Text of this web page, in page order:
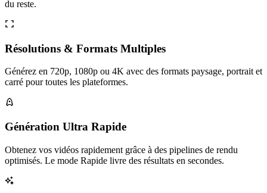
du reste.
Résolutions & Formats Multiples
Générez en 720p, 1080p ou 4K avec des formats paysage, portrait et
carré pour toutes les plateformes.
Génération Ultra Rapide
Obtenez vos vidéos rapidement grâce à des pipelines de rendu
optimisés. Le mode Rapide livre des résultats en secondes.